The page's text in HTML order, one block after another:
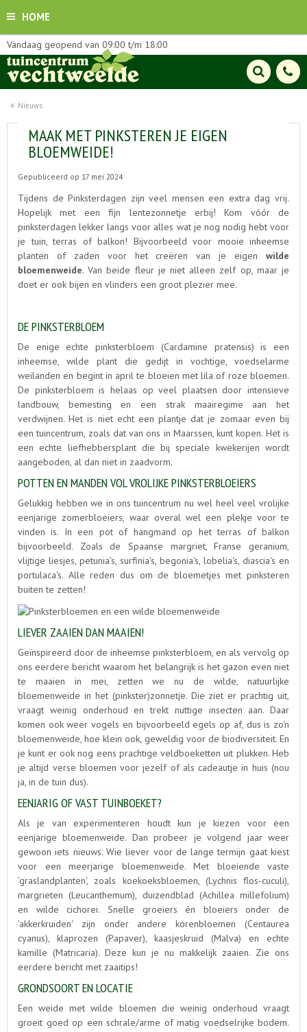
HOME
Nieuws
Vandaag geopend van 09:00 t/m 18:00
MAAK MET PINKSTEREN JE EIGEN
BLOEMWEIDE!
Gepubliceerd op 17 mei 2024
Tijdens de Pinksterdagen zijn veel mensen een extra dag vrij.
Hopelijk met een fijn lentezonnetje erbij! Kom vóór de
pinksterdagen lekker langs voor alles wat je nog nodig hebt voor
je tuin, terras of balkon! Bijvoorbeeld voor mooie inheemse
planten of zaden voor het creëren van je eigen wilde
bloemenweide. Van beide fleur je niet alleen zelf op, maar je
doet er ook bijen en vlinders een groot plezier mee.
DE PINKSTERBLOEM
De enige echte pinksterbloem (Cardamine pratensis) is een
inheemse, wilde plant die gedijt in vochtige, voedselarme
weilanden en begint in april te bloeien met lila of roze bloemen.
De pinksterbloem is helaas op veel plaatsen door intensieve
landbouw, bemesting en een strak maairegime aan het
verdwijnen. Het is niet echt een plantje dat je zomaar even bij
een tuincentrum, zoals dat van ons in Maarssen, kunt kopen. Het is
een echte liefhebbersplant die bij speciale kwekerijen wordt
aangeboden, al dan niet in zaadvorm.
POTTEN EN MANDEN VOL VROLIJKE PINKSTERBLOEIERS
Gelukkig hebben we in ons tuincentrum nu wel heel veel vrolijke
eenjarige zomerbloeiers, waar overal wel een plekje voor te
vinden is. In een pot of hangmand op het terras of balkon
bijvoorbeeld. Zoals de Spaanse margriet, Franse geranium,
vlijtige liesjes, petunia's, surfinia's, begonia's, lobelia's, diascia's en
portulaca's. Alle reden dus om de bloemetjes met pinksteren
buiten te zetten!
LIEVER ZAAIEN DAN MAAIEN!
Geïnspireerd door de inheemse pinksterbloem, en als vervolg op
ons eerdere bericht waarom het belangrijk is het gazon even niet
te maaien in mei, zetten we nu de wilde, natuurlijke
bloemenweide in het (pinkster)zonnetje. Die ziet er prachtig uit,
vraagt weinig onderhoud en trekt nuttige insecten aan. Daar
komen ook weer vogels en bijvoorbeeld egels op af, dus is zo'n
bloemenweide, hoe klein ook, geweldig voor de biodiversiteit. En
je kunt er ook nog eens prachtige veldboeketten uit plukken. Heb
je altijd verse bloemen voor jezelf of als cadeautje in huis (nou
ja, in de tuin dus).
EENJARIG OF VAST TUINBOEKET?
Als je van experimenteren houdt kun je kiezen voor een
eenjarige bloemenweide. Dan probeer je volgend jaar weer
gewoon iets nieuws. Wie liever voor de lange termijn gaat kiest
voor een meerjarige bloemenweide. Met bloeiende vaste
'graslandplanten', zoals koekoeksbloemen, (Lychnis flos-cuculi),
margrieten (Leucanthemum), duizendblad (Achillea millefolium)
en wilde cichorei. Snelle groeiers én bloeiers onder de
'akkerkruiden' zijn onder andere korenbloemen (Centaurea
cyanus), klaprozen (Papaver), kaasjeskruid (Malva) en echte
kamille (Matricaria). Deze kun je nu makkelijk zaaien. Zie ons
eerdere bericht met zaaitips!
GRONDSOORT EN LOCATIE
Een weide met wilde bloemen die weinig onderhoud vraagt
groeit goed op een schrale/arme of matig voedselrijke bodem.